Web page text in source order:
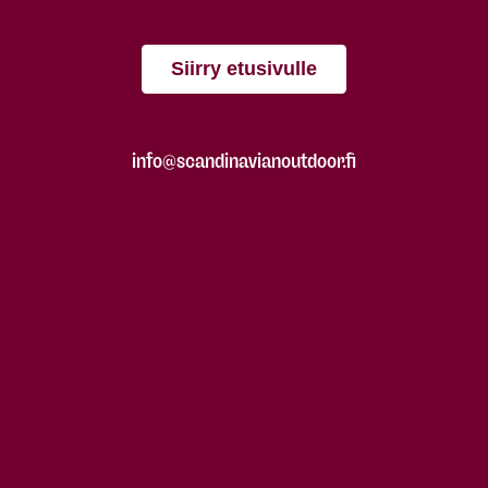
Siirry etusivulle
info@scandinavianoutdoor.fi